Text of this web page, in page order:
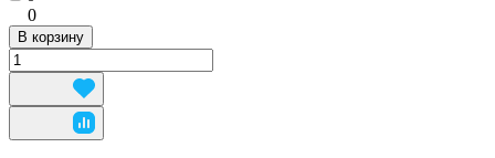
0
В корзину